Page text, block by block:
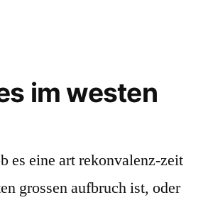
im westen
es eine art rekonvalenz-zeit
grossen aufbruch ist, oder